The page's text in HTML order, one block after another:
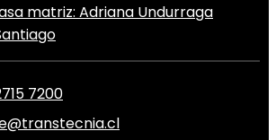
matriz: Adriana Undurraga
7200